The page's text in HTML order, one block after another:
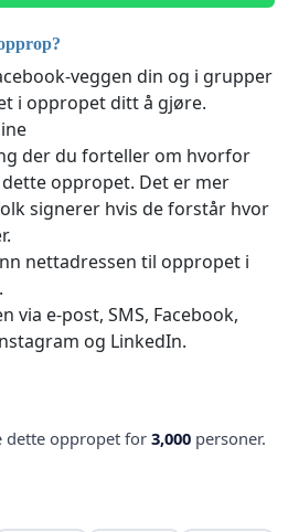
veggen din og i grupper
i oppropet ditt å gjøre.
der du forteller om hvorfor
oppropet. Det er mer
signerer hvis de forstår hvor
nettadressen til oppropet i
via e-post, SMS, Facebook,
og LinkedIn.
dette oppropet for 3,000 personer.